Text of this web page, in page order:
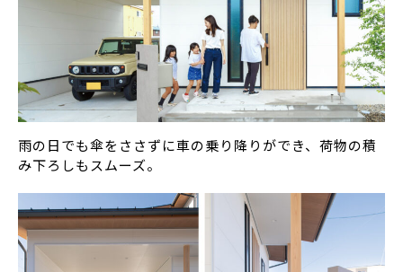
雨の日でも傘をささずに車の乗り降りができ、荷物の積
み下ろしもスムーズ。